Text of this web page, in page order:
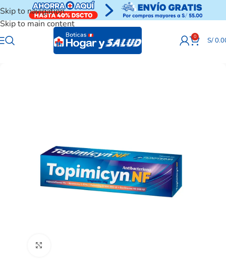
Skip to navigation
Skip to main content
0 S/